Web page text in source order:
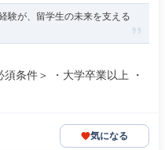
験が、留学生の未来を支える
条件＞ ・大学卒業以上 ・
気になる